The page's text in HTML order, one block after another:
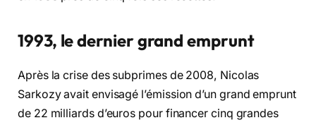
1993, le dernier grand emprunt
Après la crise des subprimes de 2008, Nicolas
Sarkozy avait envisagé l’émission d’un grand emprunt
de 22 milliards d’euros pour financer cinq grandes